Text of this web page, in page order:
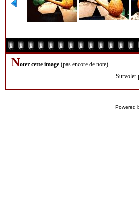
Noter cette image (pas encore de note)
Survoler
Powered